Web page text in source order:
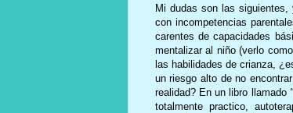
Mi dudas son las
con incompetencias
carentes de capacidades
mentalizar al niño (verlo
las habilidades de crianza,
un riesgo alto de no
realidad? En un libro llamado
totalmente practico,